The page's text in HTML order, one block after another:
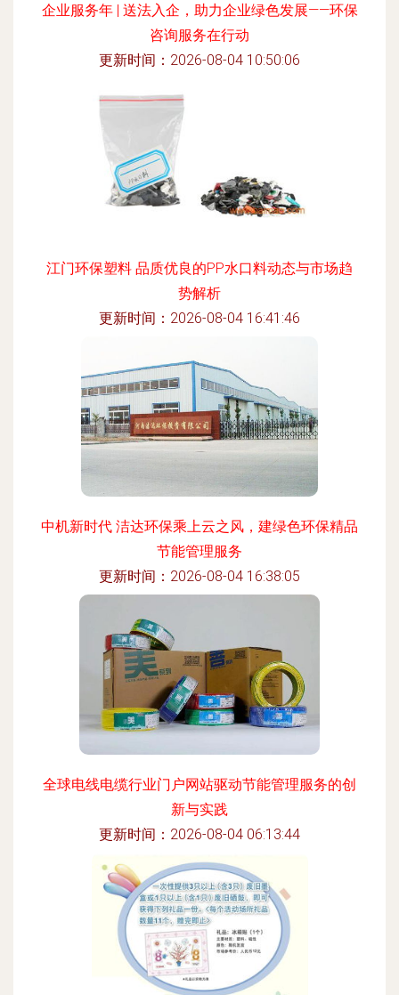
企业服务年 | 送法入企，助力企业绿色发展——环保
咨询服务在行动
更新时间：2026-08-04 10:50:06
江门环保塑料 品质优良的PP水口料动态与市场趋
势解析
更新时间：2026-08-04 16:41:46
中机新时代 洁达环保乘上云之风，建绿色环保精品
节能管理服务
更新时间：2026-08-04 16:38:05
全球电线电缆行业门户网站驱动节能管理服务的创
新与实践
更新时间：2026-08-04 06:13:44